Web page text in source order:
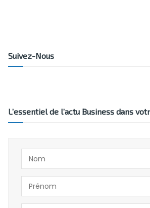
Suivez-Nous
L’essentiel de l’actu Business dans